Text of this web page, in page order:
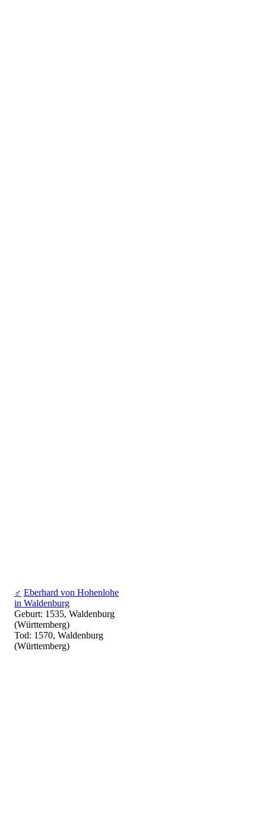
♂ Eberhard von Hohenlohe
in Waldenburg
Geburt: 1535, Waldenburg
(Württemberg)
Tod: 1570, Waldenburg
(Württemberg)